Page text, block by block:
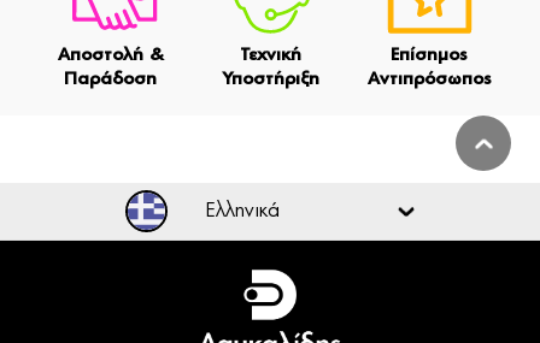
Αποστολή &
Παράδοση
Τεχνική
Υποστήριξη
Επίσημος
Αντιπρόσωπος
Ελληνικά
Ελληνικά
English